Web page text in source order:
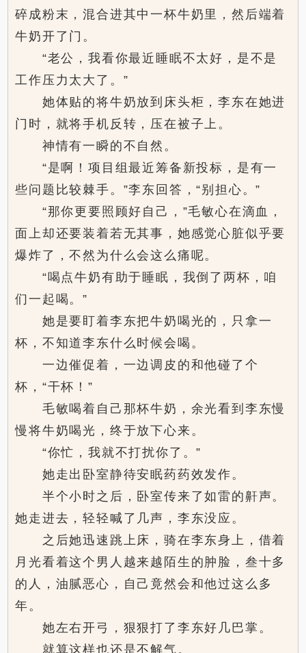
碎成粉末，混合进其中一杯牛奶里，然后端着
牛奶开了门。
“老公，我看你最近睡眠不太好，是不是
工作压力太大了。”
她体贴的将牛奶放到床头柜，李东在她进
门时，就将手机反转，压在被子上。
神情有一瞬的不自然。
“是啊！项目组最近筹备新投标，是有一
些问题比较棘手。”李东回答，“别担心。”
“那你更要照顾好自己，”毛敏心在滴血，
面上却还要装着若无其事，她感觉心脏似乎要
爆炸了，不然为什么会这么痛呢。
“喝点牛奶有助于睡眠，我倒了两杯，咱
们一起喝。”
她是要盯着李东把牛奶喝光的，只拿一
杯，不知道李东什么时候会喝。
一边催促着，一边调皮的和他碰了个
杯，“干杯！”
毛敏喝着自己那杯牛奶，余光看到李东慢
慢将牛奶喝光，终于放下心来。
“你忙，我就不打扰你了。”
她走出卧室静待安眠药药效发作。
半个小时之后，卧室传来了如雷的鼾声。
她走进去，轻轻喊了几声，李东没应。
之后她迅速跳上床，骑在李东身上，借着
月光看着这个男人越来越陌生的肿脸，叁十多
的人，油腻恶心，自己竟然会和他过这么多
年。
她左右开弓，狠狠打了李东好几巴掌。
就算这样也还是不解气。